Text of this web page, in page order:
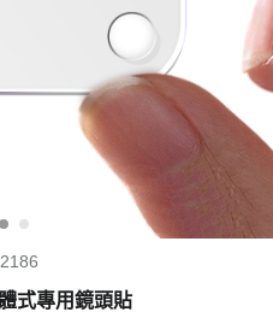
式專用鏡頭貼